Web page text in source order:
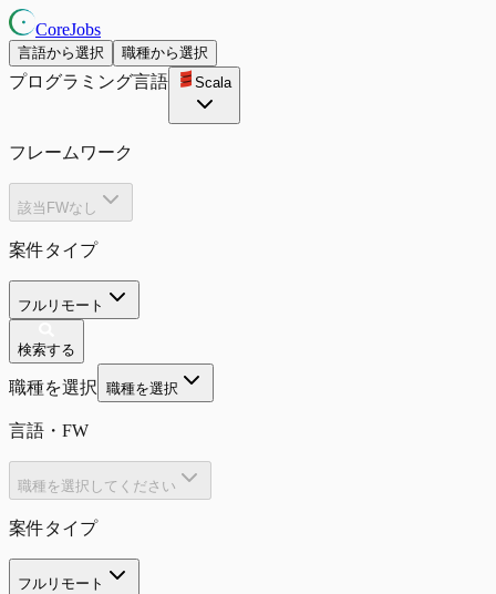
CoreJobs
言語から選択 職種から選択
プログラミング言語 Scala
フレームワーク
該当FWなし
案件タイプ
フルリモート
検索する
職種を選択 職種を選択
言語・FW
職種を選択してください
案件タイプ
フルリモート